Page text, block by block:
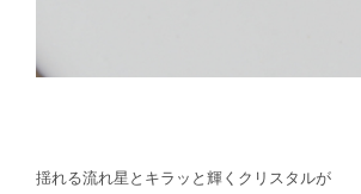
揺れる流れ星とキラッと輝くクリスタルが